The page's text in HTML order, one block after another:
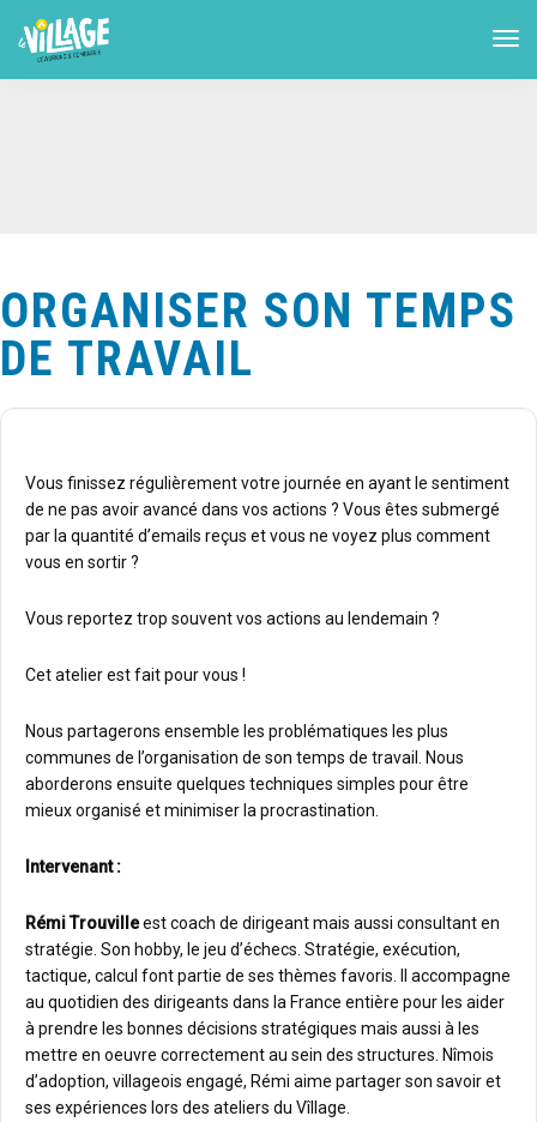
ORGANISER SON TEMPS
DE TRAVAIL
Vous finissez régulièrement votre journée en ayant le sentiment
de ne pas avoir avancé dans vos actions ? Vous êtes submergé
par la quantité d’emails reçus et vous ne voyez plus comment
vous en sortir ?
Vous reportez trop souvent vos actions au lendemain ?
Cet atelier est fait pour vous !
Nous partagerons ensemble les problématiques les plus
communes de l’organisation de son temps de travail. Nous
aborderons ensuite quelques techniques simples pour être
mieux organisé et minimiser la procrastination.
Intervenant :
Rémi Trouvilleest coach de dirigeant mais aussi consultant en
stratégie. Son hobby, le jeu d’échecs. Stratégie, exécution,
tactique, calcul font partie de ses thèmes favoris. Il accompagne
au quotidien des dirigeants dans la France entière pour les aider
à prendre les bonnes décisions stratégiques mais aussi à les
mettre en oeuvre correctement au sein des structures. Nîmois
d’adoption, villageois engagé, Rémi aime partager son savoir et
ses expériences lors des ateliers du Vîllage.